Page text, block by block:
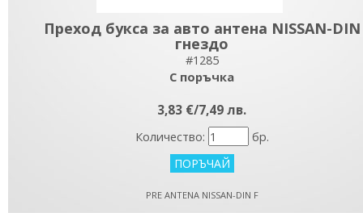
Преход букса за авто антена NISSAN-DIN
гнездо
#1285
С поръчка
3,83 €/7,49 лв.
Количество: бр.
PRE ANTENA NISSAN-DIN F